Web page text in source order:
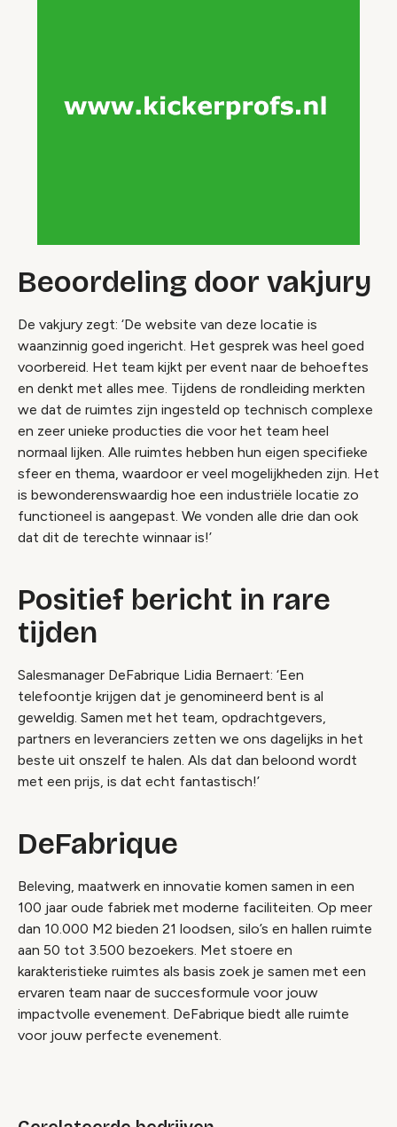
Beoordeling door vakjury
De vakjury zegt: ‘De website van deze locatie is
waanzinnig goed ingericht. Het gesprek was heel goed
voorbereid. Het team kijkt per event naar de behoeftes
en denkt met alles mee. Tijdens de rondleiding merkten
we dat de ruimtes zijn ingesteld op technisch complexe
en zeer unieke producties die voor het team heel
normaal lijken. Alle ruimtes hebben hun eigen specifieke
sfeer en thema, waardoor er veel mogelijkheden zijn. Het
is bewonderenswaardig hoe een industriële locatie zo
functioneel is aangepast. We vonden alle drie dan ook
dat dit de terechte winnaar is!’
Positief bericht in rare
tijden
Salesmanager DeFabrique Lidia Bernaert: ‘Een
telefoontje krijgen dat je genomineerd bent is al
geweldig. Samen met het team, opdrachtgevers,
partners en leveranciers zetten we ons dagelijks in het
beste uit onszelf te halen. Als dat dan beloond wordt
met een prijs, is dat echt fantastisch!’
DeFabrique
Beleving, maatwerk en innovatie komen samen in een
100 jaar oude fabriek met moderne faciliteiten. Op meer
dan 10.000 M2 bieden 21 loodsen, silo’s en hallen ruimte
aan 50 tot 3.500 bezoekers. Met stoere en
karakteristieke ruimtes als basis zoek je samen met een
ervaren team naar de succesformule voor jouw
impactvolle evenement. DeFabrique biedt alle ruimte
voor jouw perfecte evenement.